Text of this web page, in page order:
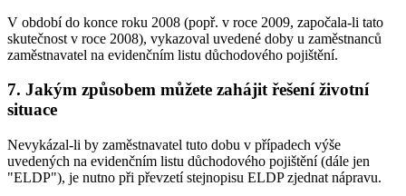
V období do konce roku 2008 (popř. v roce 2009, započala-li tato
skutečnost v roce 2008), vykazoval uvedené doby u zaměstnanců
zaměstnavatel na evidenčním listu důchodového pojištění.
7. Jakým způsobem můžete zahájit řešení životní
situace
Nevykázal-li by zaměstnavatel tuto dobu v případech výše
uvedených na evidenčním listu důchodového pojištění (dále jen
"ELDP"), je nutno při převzetí stejnopisu ELDP zjednat nápravu.